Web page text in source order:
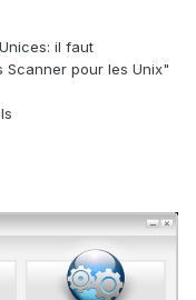
il faut
Scanner pour les Unix"